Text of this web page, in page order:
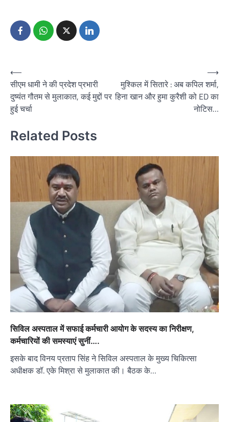
Post
navigation
⟵
सीएम धामी ने की प्रदेश प्रभारी
दुष्यंत गौतम से मुलाकात, कई मुद्दों पर
हुई चर्चा
मुश्किल में सितारे : अब कपिल शर्मा,
हिना खान और हुमा कुरैशी को ED का
नोटिस…
⟶
Related Posts
सिविल अस्पताल में सफाई कर्मचारी आयोग के सदस्य का निरीक्षण,
कर्मचारियों की समस्याएं सुनीं….
इसके बाद विनय प्रताप सिंह ने सिविल अस्पताल के मुख्य चिकित्सा
अधीक्षक डॉ. एके मिश्रा से मुलाकात की। बैठक के…